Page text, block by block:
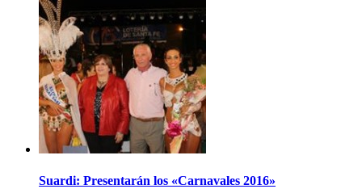
Suardi: Presentarán los «Carnavales 2016»